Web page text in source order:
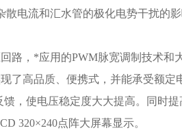
散电流和汇水管的极化电势干扰的
路，*应用的PWM脉宽调制技术
了高品质、便携式，并能承受额定
馈，使电压稳定度大大提高。同时
320×240点阵大屏幕显示。